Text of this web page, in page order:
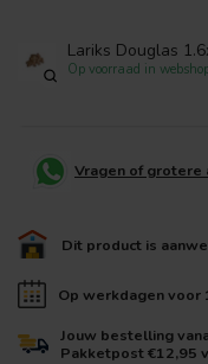
Lariks Douglas
Op voorraad in
Vragen of grotere
Dit product is
Op werkdagen
Jouw bestelling
Pakketpost €12,95